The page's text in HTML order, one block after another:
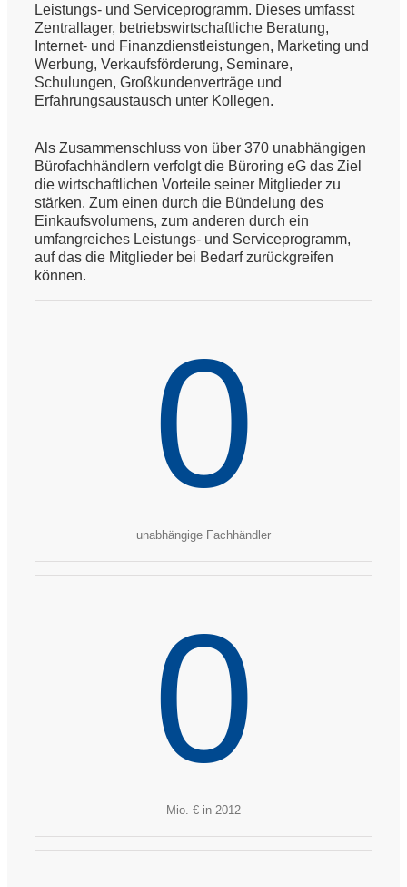
Leistungs- und Serviceprogramm. Dieses umfasst
Zentrallager, betriebswirtschaftliche Beratung,
Internet- und Finanzdienstleistungen, Marketing und
Werbung, Verkaufsförderung, Seminare,
Schulungen, Großkundenverträge und
Erfahrungsaustausch unter Kollegen.
Als Zusammenschluss von über 370 unabhängigen
Bürofachhändlern verfolgt die Büroring eG das Ziel
die wirtschaftlichen Vorteile seiner Mitglieder zu
stärken. Zum einen durch die Bündelung des
Einkaufsvolumens, zum anderen durch ein
umfangreiches Leistungs- und Serviceprogramm,
auf das die Mitglieder bei Bedarf zurückgreifen
können.
0
unabhängige Fachhändler
0
Mio. € in 2012